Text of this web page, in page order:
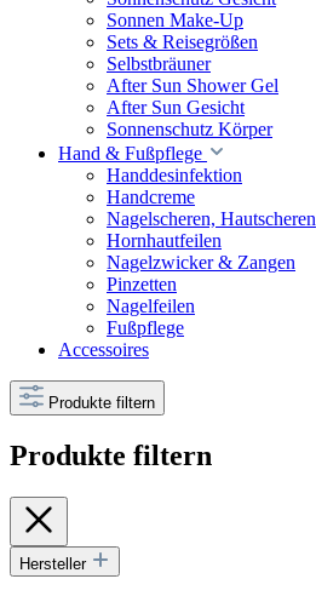
Sonnen Make-Up
Sets & Reisegrößen
Selbstbräuner
After Sun Shower Gel
After Sun Gesicht
Sonnenschutz Körper
Hand & Fußpflege
Handdesinfektion
Handcreme
Nagelscheren, Hautscheren
Hornhautfeilen
Nagelzwicker & Zangen
Pinzetten
Nagelfeilen
Fußpflege
Accessoires
Produkte filtern
Produkte filtern
Hersteller